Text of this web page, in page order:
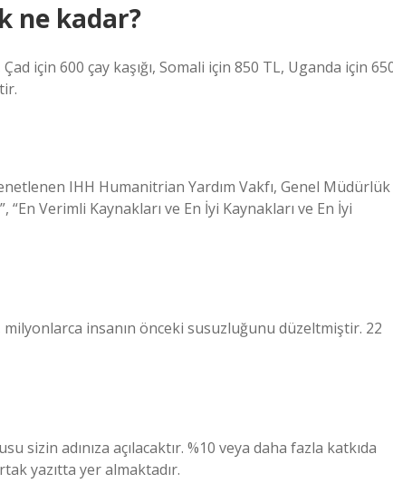
ne kadar?
için 600 çay kaşığı, Somali için 850 TL, Uganda için
IHH Humanitrian Yardım Vakfı, Genel Müdürlük
Verimli Kaynakları ve En İyi Kaynakları ve En İyi
insanın önceki susuzluğunu düzeltmiştir. 22
sizin adınıza açılacaktır. %10 veya daha fazla katkıda
yazıtta yer almaktadır.